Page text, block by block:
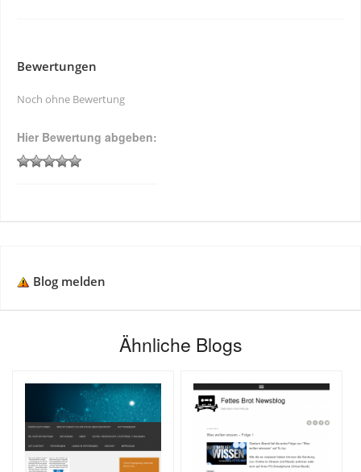
Bewertungen
Noch ohne Bewertung
Hier Bewertung abgeben:
Blog melden
Ähnliche Blogs